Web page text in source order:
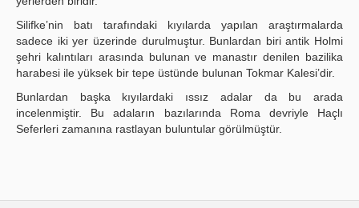
Silifke’nin batı tarafındaki kıyılarda yapılan araştırmalarda
sadece iki yer üzerinde durulmuştur. Bunlardan biri antik Holmi
şehri kalıntıları arasında bulunan ve manastır denilen bazilika
harabesi ile yüksek bir tepe üstünde bulunan Tokmar Kalesi’dir.
Bunlardan başka kıyılardaki ıssız adalar da bu arada
incelenmiştir. Bu adaların bazılarında Roma devriyle Haçlı
Seferleri zamanına rastlayan buluntular görülmüştür.